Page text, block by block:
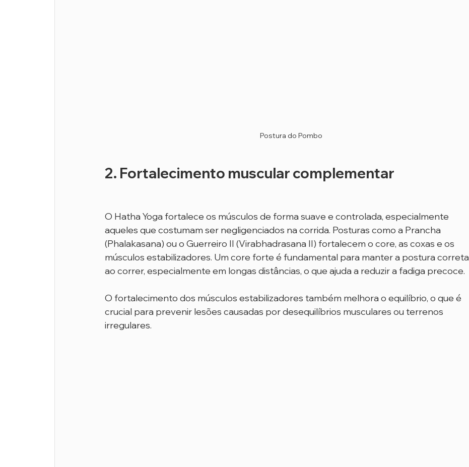
Postura do Pombo
2. Fortalecimento muscular complementar
O Hatha Yoga fortalece os músculos de forma suave e controlada, especialmente
aqueles que costumam ser negligenciados na corrida. Posturas como a Prancha
(Phalakasana) ou o Guerreiro II (Virabhadrasana II) fortalecem o core, as coxas e os
músculos estabilizadores. Um core forte é fundamental para manter a postura correta
ao correr, especialmente em longas distâncias, o que ajuda a reduzir a fadiga precoce.
O fortalecimento dos músculos estabilizadores também melhora o equilíbrio, o que é
crucial para prevenir lesões causadas por desequilíbrios musculares ou terrenos
irregulares.